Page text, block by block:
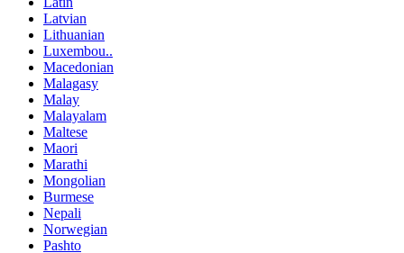
Latvian
Lithuanian
Luxembou..
Macedonian
Malagasy
Malay
Malayalam
Maltese
Maori
Marathi
Mongolian
Burmese
Nepali
Norwegian
Pashto